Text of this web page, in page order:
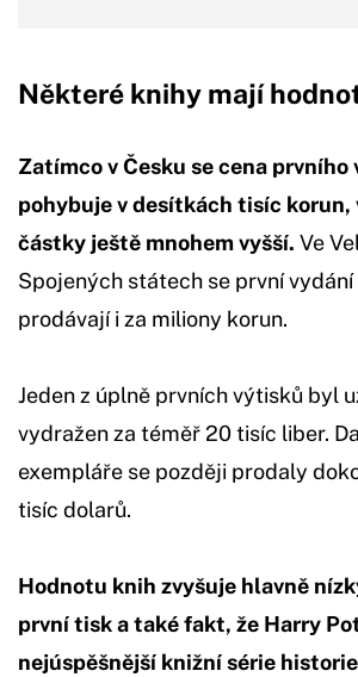
Některé knihy mají
Zatímco v Česku se cena prvního
pohybuje v desítkách tisíc korun,
částky ještě mnohem vyšší. Ve
Spojených státech se první
prodávají i za miliony korun.
Jeden z úplně prvních výtisků byl
vydražen za téměř 20 tisíc liber.
exempláře se později prodaly
tisíc dolarů.
Hodnotu knih zvyšuje hlavně
první tisk a také fakt, že Harry
nejúspěšnější knižní série